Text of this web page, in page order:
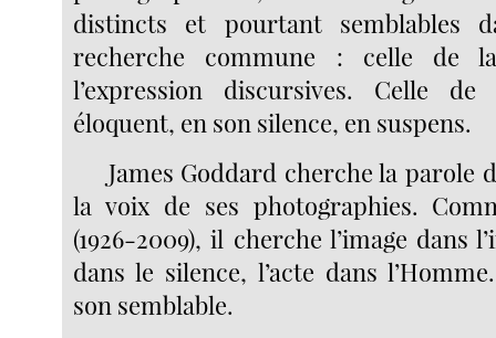
distincts et pourtant semblables
recherche commune : celle de
l’expression discursives. Celle de
éloquent, en son silence, en suspens.
James Goddard cherche la parole
la voix de ses photographies.
(1926-2009), il cherche l’image dans
dans le silence, l’acte dans
son semblable.